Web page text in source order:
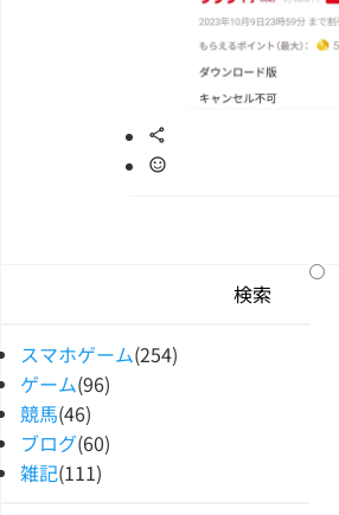
スマホゲーム(254)
ゲーム(96)
競馬(46)
ブログ(60)
雑記(111)